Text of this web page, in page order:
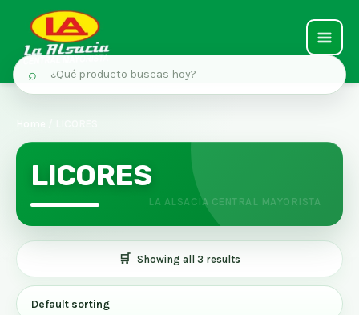
contenido
MAIN
LICORES
Showing all 3 results
⌕